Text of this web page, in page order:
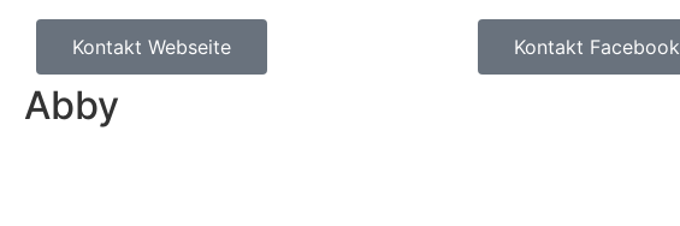
Kontakt Webseite Kontakt Facebook
Abby